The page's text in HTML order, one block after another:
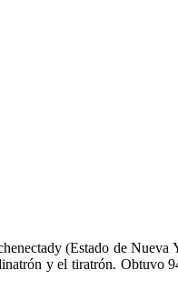
(Estado de
y el tiratrón.